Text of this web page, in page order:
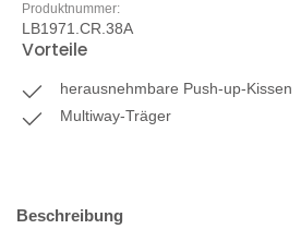
Produktnummer:
LB1971.CR.38A
Vorteile
herausnehmbare Push-up-Kissen
Multiway-Träger
Beschreibung